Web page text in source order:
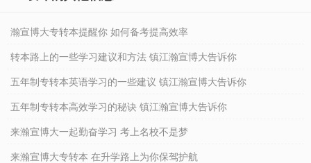
瀚宣博大专转本提醒你 如何备考提高效率
转本路上的一些学习建议和方法 镇江瀚宣博大告诉你
五年制专转本英语学习的一些建议 镇江瀚宣博大告诉你
五年制专转本高效学习的秘诀 镇江瀚宣博大告诉你
来瀚宣博大一起勤奋学习 考上名校不是梦
来瀚宣博大专转本 在升学路上为你保驾护航